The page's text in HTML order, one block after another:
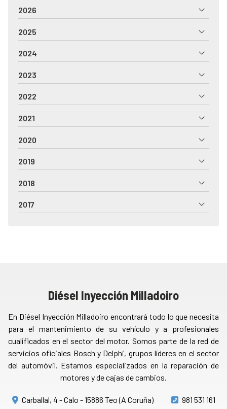
2026
2025
2024
2023
2022
2021
2020
2019
2018
2017
Diésel Inyección Milladoiro
En Diésel Inyección Milladoiro encontrará todo lo que necesita
para el mantenimiento de su vehículo y a profesionales
cualificados en el sector del motor. Somos parte de la red de
servicios oficiales Bosch y Delphi, grupos líderes en el sector
del automóvil. Estamos especializados en la reparación de
motores y de cajas de cambios.
Carballal, 4 - Calo - 15886 Teo (A Coruña) 981 531 161